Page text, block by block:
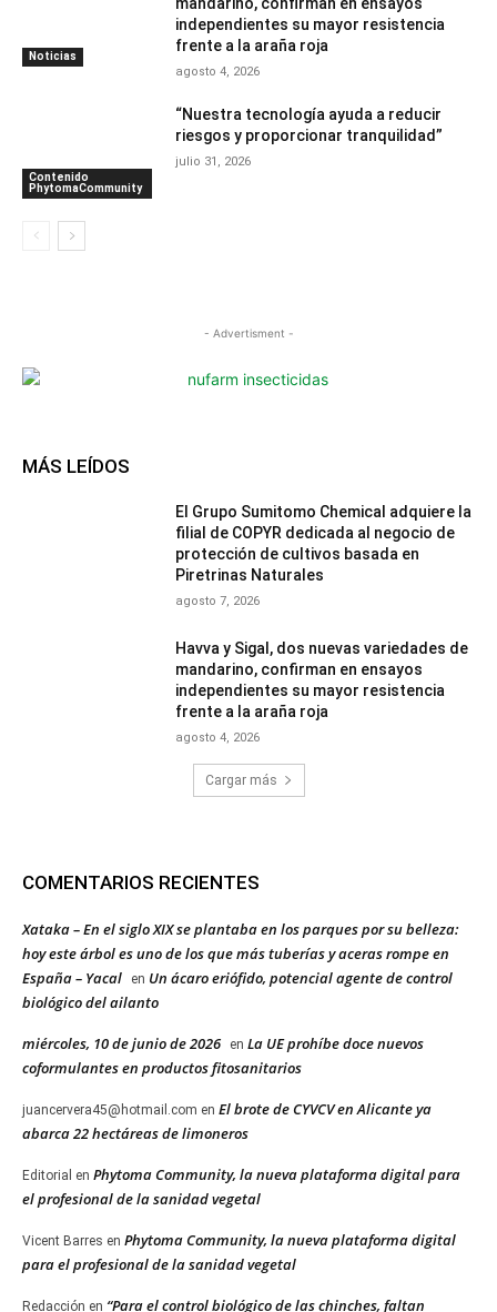
Noticias
independientes su mayor resistencia
frente a la araña roja
agosto 4, 2026
Contenido
PhytomaCommunity
“Nuestra tecnología ayuda a reducir
riesgos y proporcionar tranquilidad”
julio 31, 2026
- Advertisment -
MÁS LEÍDOS
El Grupo Sumitomo Chemical adquiere la
filial de COPYR dedicada al negocio de
protección de cultivos basada en
Piretrinas Naturales
agosto 7, 2026
Havva y Sigal, dos nuevas variedades de
mandarino, confirman en ensayos
independientes su mayor resistencia
frente a la araña roja
agosto 4, 2026
Cargar más
COMENTARIOS RECIENTES
Xataka – En el siglo XIX se plantaba en los parques por su belleza:
hoy este árbol es uno de los que más tuberías y aceras rompe en
España – Yacal
en Un ácaro eriófido, potencial agente de control
biológico del ailanto
miércoles, 10 de junio de 2026 en La UE prohíbe doce nuevos
coformulantes en productos fitosanitarios
juancervera45@hotmail.com en El brote de CYVCV en Alicante ya
abarca 22 hectáreas de limoneros
Editorial en Phytoma Community, la nueva plataforma digital para
el profesional de la sanidad vegetal
Vicent Barres en Phytoma Community, la nueva plataforma digital
para el profesional de la sanidad vegetal
Redacción en “Para el control biológico de las chinches, faltan